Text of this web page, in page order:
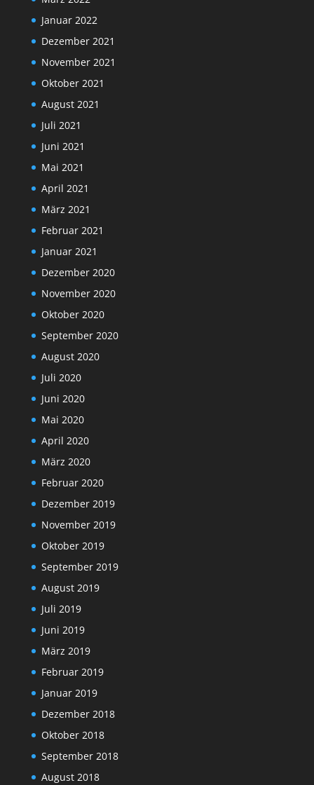
Januar 2022
Dezember 2021
November 2021
Oktober 2021
August 2021
Juli 2021
Juni 2021
Mai 2021
April 2021
März 2021
Februar 2021
Januar 2021
Dezember 2020
November 2020
Oktober 2020
September 2020
August 2020
Juli 2020
Juni 2020
Mai 2020
April 2020
März 2020
Februar 2020
Dezember 2019
November 2019
Oktober 2019
September 2019
August 2019
Juli 2019
Juni 2019
März 2019
Februar 2019
Januar 2019
Dezember 2018
Oktober 2018
September 2018
August 2018